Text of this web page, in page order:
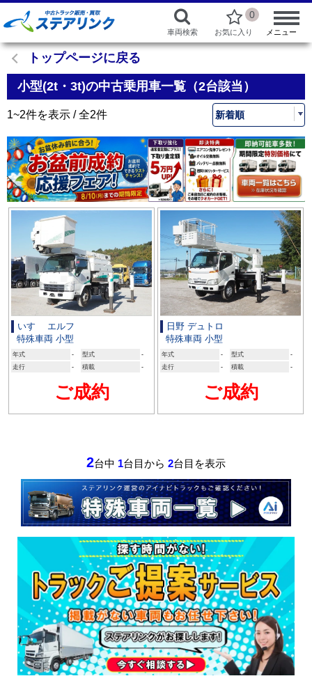
車両検索
0
お気に入り メニュー
トップページに戻る
小型(2t・3t)の中古乗用車一覧（2台該当）
1~2件を表示 / 全2件
いすゞ エルフ
特殊車両 小型
年式 - 型式
-
走行
- 積載 -
ご成約
日野 デュトロ
特殊車両 小型
年式 - 型式
-
走行
- 積載 -
ご成約
2台中 1台目から 2台目を表示